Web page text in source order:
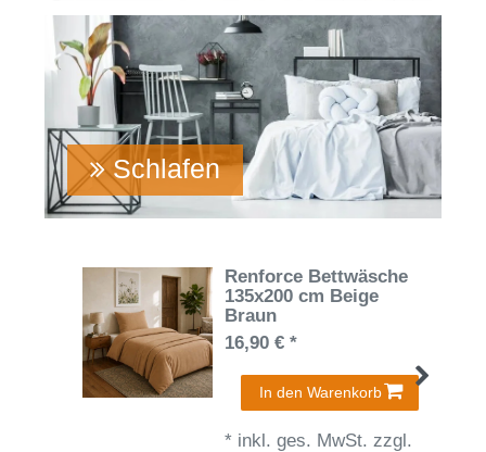
Schlafen
Renforce Bettwäsche
135x200 cm Beige
Braun
16,90 € *
In den Warenkorb
* inkl. ges. MwSt. zzgl.